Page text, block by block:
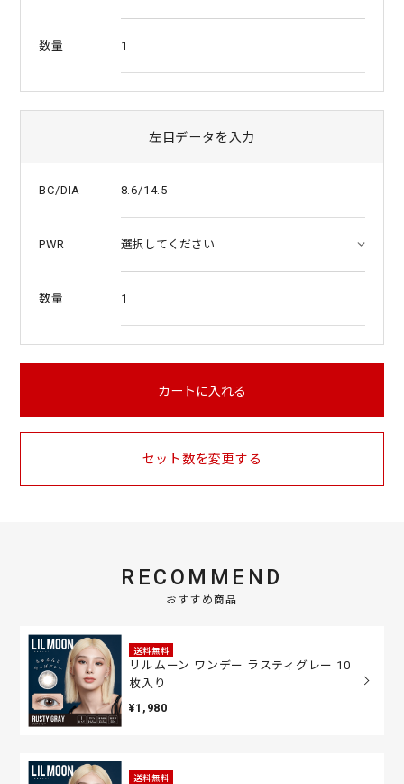
数量 1
左目データを入力
BC/DIA 8.6/14.5
PWR
数量 1
カートに入れる
セット数を変更する
RECOMMEND
おすすめ商品
送料無料
リルムーン ワンデー ラスティグレー 10
枚入り
¥1,980
送料無料